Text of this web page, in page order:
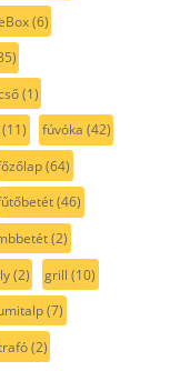
(6)
(1)
(11) fúvóka (42)
(64)
(46)
(2)
(2) grill (10)
(7)
(2)